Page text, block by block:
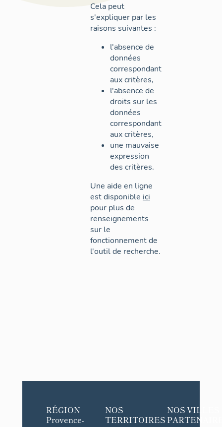
Cela peut
s'expliquer par les
raisons suivantes :
l'absence de
données
correspondant
aux critères,
l'absence de
droits sur les
données
correspondant
aux critères,
une mauvaise
expression
des critères.
Une aide en ligne
est disponible ici
pour plus de
renseignements
sur le
fonctionnement de
l'outil de recherche.
RÉGION
Provence-
NOS
TERRITOIRES
NOS VILLES